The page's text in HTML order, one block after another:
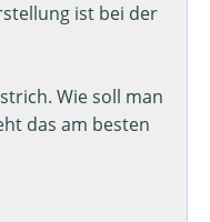
ist bei der
Wie soll man
das am besten